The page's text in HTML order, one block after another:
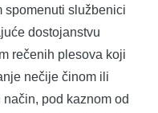
spomenuti službenici
dostojanstvu
rečenih plesova koji
nečije činom ili
pod kaznom od